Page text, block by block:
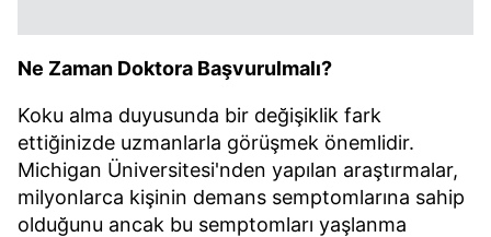
Ne Zaman Doktora Başvurulmalı?
Koku alma duyusunda bir değişiklik fark
ettiğinizde uzmanlarla görüşmek önemlidir.
Michigan Üniversitesi'nden yapılan araştırmalar,
milyonlarca kişinin demans semptomlarına sahip
olduğunu ancak bu semptomları yaşlanma